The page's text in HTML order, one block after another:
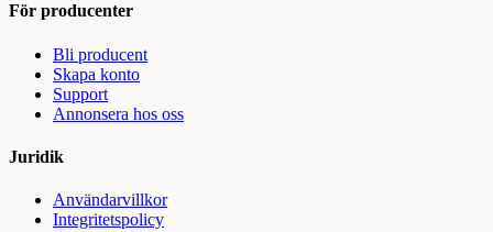
För producenter
Bli producent
Skapa konto
Support
Annonsera hos oss
Juridik
Användarvillkor
Integritetspolicy